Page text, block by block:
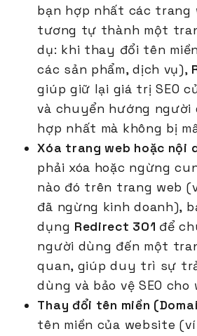
bạn hợp nhất các trang
tương tự thành một
dụ: khi thay đổi tên
các sản phẩm, dịch vụ),
giúp giữ lại giá trị SEO
và chuyển hướng người
hợp nhất mà không bị
Xóa trang web hoặc nội
phải xóa hoặc ngừng
nào đó trên trang web
đã ngừng kinh doanh),
dụng Redirect 301 để
người dùng đến một
quan, giúp duy trì sự
dùng và bảo vệ SEO cho
Thay đổi tên miền
tên miền của website